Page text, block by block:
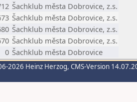
Šachklub města Dobrovice, z.s.
Šachklub města Dobrovice, z.s.
Šachklub města Dobrovice, z.s.
Šachklub města Dobrovice, z.s.
0 Šachklub města Dobrovice
2026 Heinz Herzog, CMS-Version